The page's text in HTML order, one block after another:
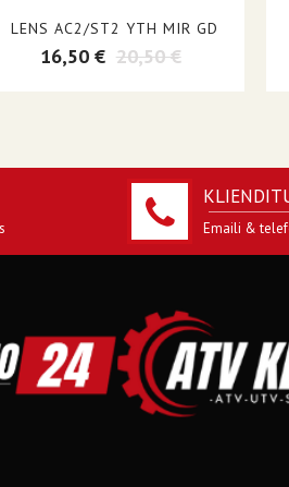
LENS AC2/ST2 YTH MIR GD
16,50 € 20,50 €
Emaili &